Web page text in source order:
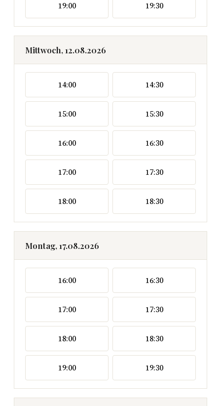
19:00 19:30
Mittwoch, 12.08.2026
14:00 14:30
15:00 15:30
16:00 16:30
17:00 17:30
18:00 18:30
Montag, 17.08.2026
16:00 16:30
17:00 17:30
18:00 18:30
19:00 19:30